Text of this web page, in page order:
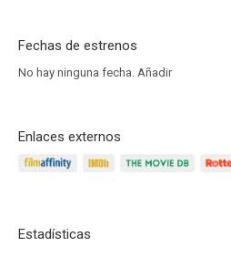
Fechas de estrenos
No hay ninguna fecha. Añadir
Enlaces externos
Estadísticas